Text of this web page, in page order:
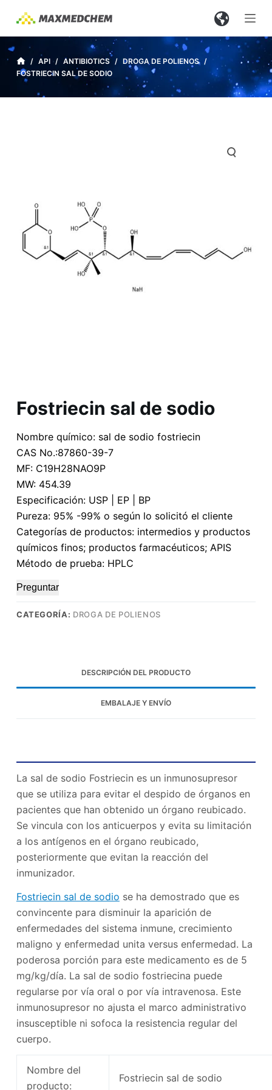
l
a
/ API / ANTIBIOTICS / DROGA DE POLIENOS /
FOSTRIECIN SAL DE SODIO
Fostriecin sal de sodio
Nombre químico: sal de sodio fostriecin
CAS No.:87860-39-7
MF: C19H28NAO9P
MW: 454.39
Especificación: USP | EP | BP
Pureza: 95% -99% o según lo solicitó el cliente
Categorías de productos: intermedios y productos
químicos finos; productos farmacéuticos; APIS
Método de prueba: HPLC
Preguntar
CATEGORÍA: DROGA DE POLIENOS
DESCRIPCIÓN DEL PRODUCTO
EMBALAJE Y ENVÍO
La sal de sodio Fostriecin es un inmunosupresor
que se utiliza para evitar el despido de órganos en
pacientes que han obtenido un órgano reubicado.
Se vincula con los anticuerpos y evita su limitación
a los antígenos en el órgano reubicado,
posteriormente que evitan la reacción del
inmunizador.
Fostriecin sal de sodio se ha demostrado que es
convincente para disminuir la aparición de
enfermedades del sistema inmune, crecimiento
maligno y enfermedad unita versus enfermedad. La
poderosa porción para este medicamento es de 5
mg/kg/día. La sal de sodio fostriecina puede
regularse por vía oral o por vía intravenosa. Este
inmunosupresor no ajusta el marco administrativo
insusceptible ni sofoca la resistencia regular del
cuerpo.
Nombre del
producto:
Fostriecin sal de sodio